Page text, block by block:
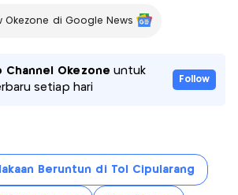
Okezone di Google News
Channel Okezone untuk
setiap hari
Follow
Beruntun di Tol Cipularang